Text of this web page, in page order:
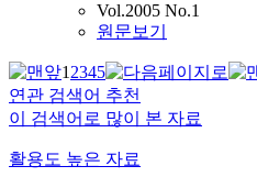
Vol.2005 No.1
원문보기
12345
연관 검색어 추천
이 검색어로 많이 본 자료
활용도 높은 자료